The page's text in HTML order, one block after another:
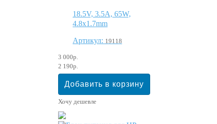
18.5V, 3.5A, 65W,
4.8x1.7mm
Артикул: 19118
3 000р.
2 190р.
Хочу дешевле